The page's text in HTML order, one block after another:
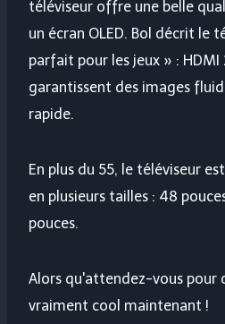
téléviseur offre une belle
un écran OLED. Bol décrit le
parfait pour les jeux » : HDMI
garantissent des images
rapide.
En plus du 55, le téléviseur
en plusieurs tailles : 48
pouces.
Alors qu'attendez-vous pour
vraiment cool maintenant !